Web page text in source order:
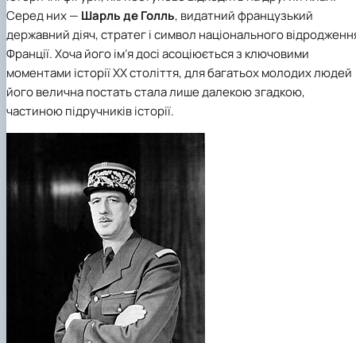
Підготовка до вступу в аспірантуру
Правила прийому 2026
Контактні дані
Профорієнтаційна діяльність
Профорієнтаційна робота
Дні відкритих дверей
Інформація і політика
HistoryEU
Серед них — Шарль де Голль, видатний французький
державний діяч, стратег і символ національного
Франції. Хоча його ім’я досі асоціюється з ключовими
моментами історії XX століття, для багатьох молодих людей
його велична постать стала лише далекою згадкою,
частиною підручників історії.